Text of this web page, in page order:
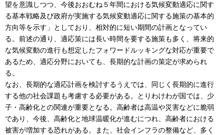
望を意識しつつ、今後おおむね５年間における気候変動適応に関す
る基本戦略及び政府が実施する気候変動適応に関する施策の基本的
方向等を示す」としており、相対的に短い期間の計画となってい
る。前述の通り、適応策には長い時間を要する施策も多く、将来的
な気候変動の進行も想定したフォワードルッキングな対応が重要で
あるため、適応分野においても、長期的な計画の策定が求められ
る。
なお、長期的な適応計画を検討するうえでは、同じく長期的に進行
する他の社会課題も考慮する必要がある。とりわけわが国では、少
子・高齢化との関連が重要となる。高齢者は高温や災害などに脆弱
であり、今後、高齢化と地球温暖化が進むにつれ、高齢者における
被害が増加する恐れがある。また、社会インフラの整備など、多く